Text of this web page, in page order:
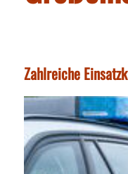
Zahlreiche